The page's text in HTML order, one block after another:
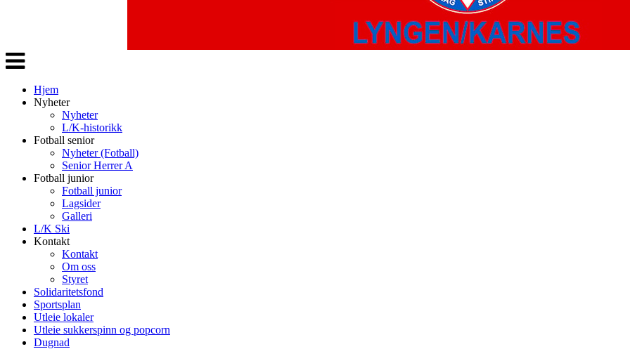
Veksle
navigasjon
Hjem
Nyheter
Nyheter
L/K-historikk
Fotball senior
Nyheter (Fotball)
Senior Herrer A
Fotball junior
Fotball junior
Lagsider
Galleri
L/K Ski
Kontakt
Kontakt
Om oss
Styret
Solidaritetsfond
Sportsplan
Utleie lokaler
Utleie sukkerspinn og popcorn
Dugnad